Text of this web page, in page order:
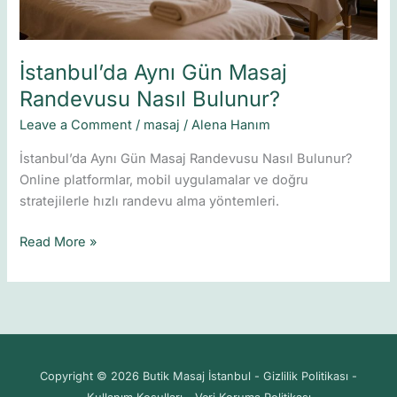
İstanbul’da Aynı Gün Masaj
Randevusu Nasıl Bulunur?
Leave a Comment / masaj /Alena Hanım
İstanbul’da Aynı Gün Masaj Randevusu Nasıl Bulunur?
Online platformlar, mobil uygulamalar ve doğru
stratejilerle hızlı randevu alma yöntemleri.
Read More »
Copyright © 2026 Butik Masaj İstanbul - Gizlilik Politikası -